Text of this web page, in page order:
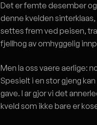
Det er femte desember
denne kvelden
settes frem ved peisen,
fjellhog av omhyggelig
Men la oss vaere aerlige:
Spesielt i en stor gjeng
gave. I ar gjor vi det
kveld som ikke bare er